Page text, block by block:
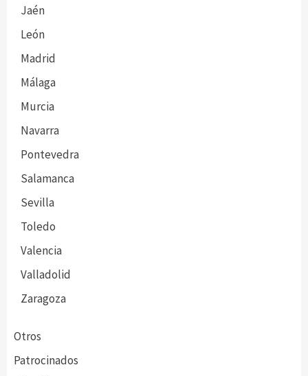
Jaén
León
Madrid
Málaga
Murcia
Navarra
Pontevedra
Salamanca
Sevilla
Toledo
Valencia
Valladolid
Zaragoza
Otros
Patrocinados